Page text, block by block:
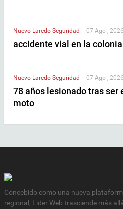
Nuevo Laredo Seguridad | 07 Ago , 2026
accidente vial en la
Nuevo Laredo Seguridad 07 Ago , 2026
78 años lesionado tras ser
moto
Concebido como una nueva
regional, Lider Web trasciende más